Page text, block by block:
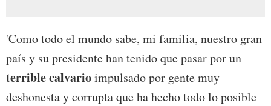
'Como todo el mundo sabe, mi familia, nuestro gran
país y su presidente han tenido que pasar por un
terrible calvarioimpulsado por gente muy
deshonesta y corrupta que ha hecho todo lo posible